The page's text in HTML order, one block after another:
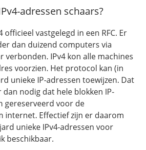
adressen schaars?
officieel vastgelegd in een RFC. Er
dan duizend computers via
verbonden. IPv4 kon alle machines
voorzien. Het protocol kan (in
unieke IP-adressen toewijzen. Dat
dan nodig dat hele blokken IP-
gereserveerd voor de
internet. Effectief zijn er daarom
unieke IPv4-adressen voor
beschikbaar.